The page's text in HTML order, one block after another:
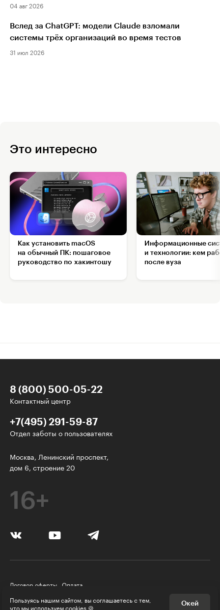
04 авг 2026
Вслед за ChatGPT: модели Claude взломали
системы трёх организаций во время тестов
31 июл 2026
Это интересно
Как установить macOS
на обычный ПК: пошаговое
руководство по хакинтошу
Информационные
и технологии: кем
после вуза
8 (800) 500-05-22
Контактный центр
+7(495) 291-59-87
Отдел заботы о пользователях
Москва, Ленинский проспект,
дом 6, строение 20
16+
© Skillbox, 2026
Договор оферты Оплата
Политика конфиденциальности
Пользуясь нашим сайтом, вы соглашаетесь с тем,
что мы используем cookies 🍪 Окей
Интересное - на почту!
Выберите тему рассылки
Дизайн
Программирование